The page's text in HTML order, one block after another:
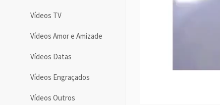
Vídeos TV
Vídeos Amor e Amizade
Vídeos Datas
Vídeos Engraçados
Vídeos Outros